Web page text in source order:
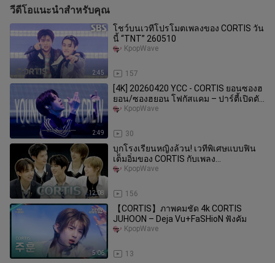
วีดีโอแนะนำสำหรับคุณ
2:45
โชว์บนเวทีโปรโมตเพลงของ CORTIS วัน
นี้ “TNT” 260510
157
KpopWave
2:49
[4K] 20260420 YCC - CORTIS ยอนซองฮ
ยอน/ซองฮยอน โฟกัสแคม – ปาร์ตี้เปิดตัว
@Noris
30
KpopWave
12:08
บุกโรงเรียนหญิงล้วน! เวทีพิเศษแบบฟิน
เต็มอิ่มของ CORTIS กับเพลง
“GO!+FaSHioN+YCC+FaSHioN (แอน
156
KpopWave
5:06
【CORTIS】ภาพคมชัด 4k CORTIS
JUHOON – Deja Vu+FaSHioN ฟังคัม
13
KpopWave